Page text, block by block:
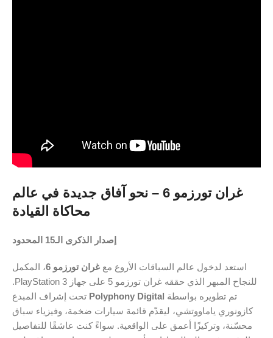
غران تورزمو 6 – نحو آفاق جديدة في عالم
محاكاة القيادة
إصدار الذكرى الـ15 المحدود
استعد لدخول عالم السباقات الأروع مع غران تورزمو 6
، المكمل
للنجاح المبهر الذي حققه غران تورزمو 5 على جهاز PlayStation 3.
تم تطويره بواسطة Polyphony Digital تحت إشراف المبدع
كازونوري ياماووتشي، ليقدّم قائمة سيارات ضخمة، وفيزياء سباق
محسّنة، وتركيزًا أعمق على الواقعية. سواءً كنت عاشقًا للتفاصيل